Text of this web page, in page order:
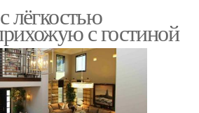
лёгкостью
с гостиной